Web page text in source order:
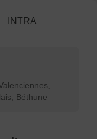
INTRA
Béthune